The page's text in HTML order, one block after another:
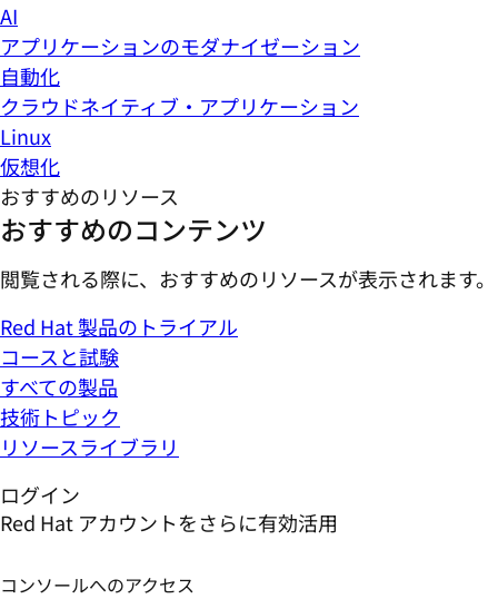
AI
アプリケーションのモダナイゼーション
自動化
クラウドネイティブ・アプリケーション
Linux
仮想化
おすすめのリソース
おすすめのコンテンツ
閲覧される際に、おすすめのリソースが表示されます。
Red Hat 製品のトライアル
コースと試験
すべての製品
技術トピック
リソースライブラリ
ログイン
Red Hat アカウントをさらに有効活用
コンソールへのアクセス